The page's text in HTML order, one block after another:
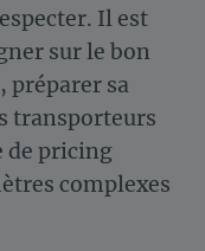
Il est
sur le bon
préparer sa
transporteurs
de pricing
complexes